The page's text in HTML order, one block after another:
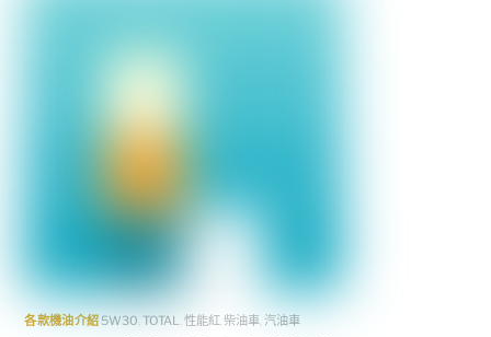
各款機油介紹 5W30 TOTAL 性能紅, 柴油車 汽油車